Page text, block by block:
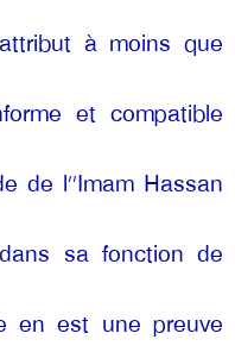
à moins que
et compatible
l’’Imam Hassan
sa fonction de
en est une preuve